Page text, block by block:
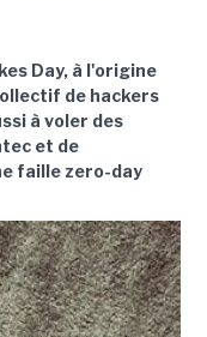
Day, à l'origine
de hackers
à voler des
et de
faille zero-day